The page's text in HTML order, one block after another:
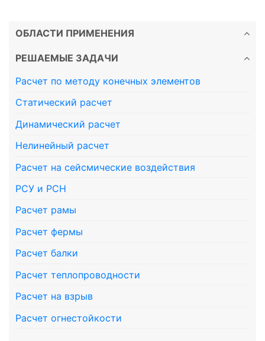
ОБЛАСТИ ПРИМЕНЕНИЯ
РЕШАЕМЫЕ ЗАДАЧИ
Расчет по методу конечных элементов
Статический расчет
Динамический расчет
Нелинейный расчет
Расчет на сейсмические воздействия
РСУ и РСН
Расчет рамы
Расчет фермы
Расчет балки
Расчет теплопроводности
Расчет на взрыв
Расчет огнестойкости